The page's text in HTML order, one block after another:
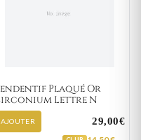
Plaqué Or
Lettre N
AJOUTER 29,00€